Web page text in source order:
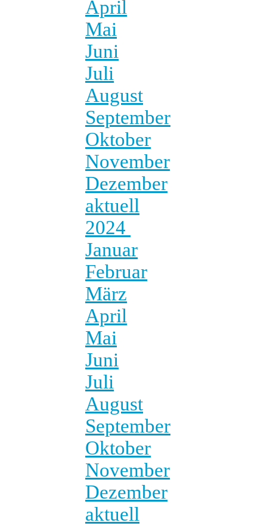
April
Mai
Juni
Juli
August
September
Oktober
November
Dezember
aktuell
2024
Januar
Februar
März
April
Mai
Juni
Juli
August
September
Oktober
November
Dezember
aktuell